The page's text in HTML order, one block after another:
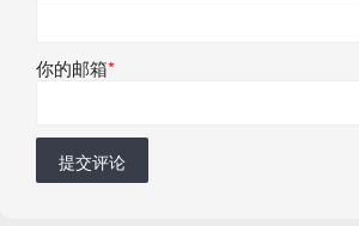
你的邮箱*
提交评论